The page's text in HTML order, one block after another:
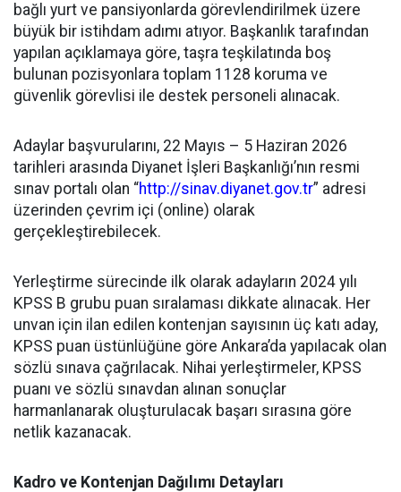
bağlı yurt ve pansiyonlarda görevlendirilmek üzere
büyük bir istihdam adımı atıyor. Başkanlık tarafından
yapılan açıklamaya göre, taşra teşkilatında boş
bulunan pozisyonlara toplam 1128 koruma ve
güvenlik görevlisi ile destek personeli alınacak.
Adaylar başvurularını, 22 Mayıs – 5 Haziran 2026
tarihleri arasında Diyanet İşleri Başkanlığı’nın resmi
sınav portalı olan “http://sinav.diyanet.gov.tr” adresi
üzerinden çevrim içi (online) olarak
gerçekleştirebilecek.
Yerleştirme sürecinde ilk olarak adayların 2024 yılı
KPSS B grubu puan sıralaması dikkate alınacak. Her
unvan için ilan edilen kontenjan sayısının üç katı aday,
KPSS puan üstünlüğüne göre Ankara’da yapılacak olan
sözlü sınava çağrılacak. Nihai yerleştirmeler, KPSS
puanı ve sözlü sınavdan alınan sonuçlar
harmanlanarak oluşturulacak başarı sırasına göre
netlik kazanacak.
Kadro ve Kontenjan Dağılımı Detayları